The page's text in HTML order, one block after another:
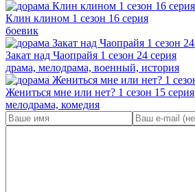
Клин клином 1 сезон 16 серия
боевик
Закат над Чаопрайя 1 сезон 24 серия
драма, мелодрама, военный, история
Жениться мне или нет? 1 сезон 15 серия
мелодрама, комедия